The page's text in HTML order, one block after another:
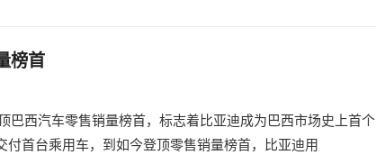
榜首
巴西汽车零售销量榜首，标志着比亚迪成为巴西市场史上首个
首台乘用车，到如今登顶零售销量榜首，比亚迪用